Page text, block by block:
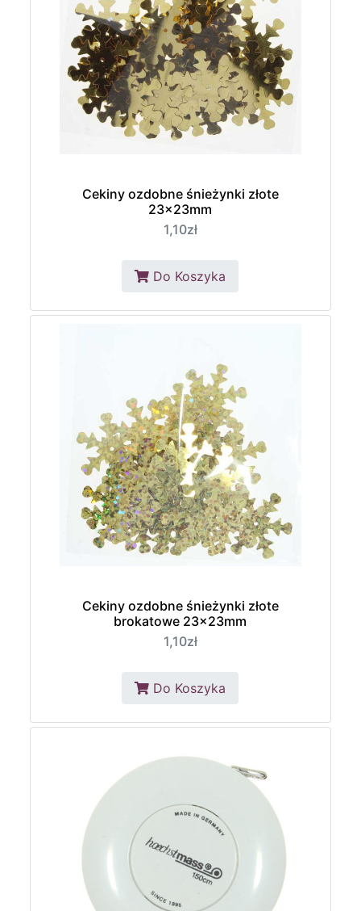
Cekiny ozdobne śnieżynki złote
23x23mm
1,10zł
Do Koszyka
Cekiny ozdobne śnieżynki złote
brokatowe 23x23mm
1,10zł
Do Koszyka